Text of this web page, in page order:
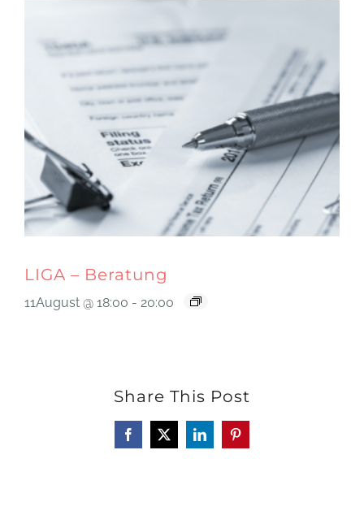
LIGA – Beratung
11August @ 18:00 - 20:00
Share This Post
Facebook
X LinkedInPinterest